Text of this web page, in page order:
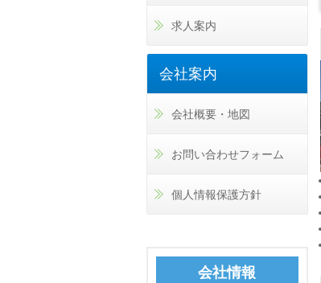
求人案内
会社案内
会社概要・地図
お問い合わせフォーム
個人情報保護方針
会社情報